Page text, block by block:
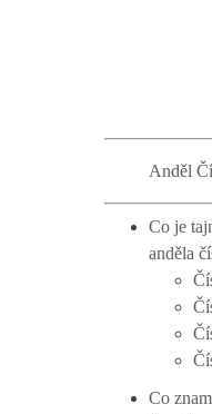
Anděl
Co je
anděla
Co